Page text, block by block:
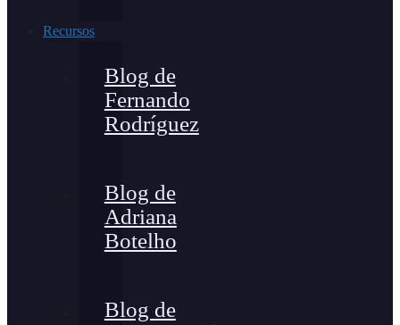
Recursos
Blog de
Fernando
Rodríguez
Blog de
Adriana
Botelho
Blog de